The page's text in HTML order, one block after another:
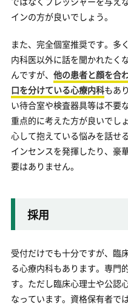
インの方が良いでしょう。
また、完全個室推奨です。多
内科医以外に話を聞かれたく
んですが、 他の患者と顔を合
口を分けている心療内科もあ
い待合室や検査器具等は不要
重点的に考えた方が良いでし
心して抱えている悩みを話せ
インセンスを発揮したり、豪
要はありません。
採用
受付だけでも十分ですが、臨
る心療内科もあります。専門
す。ただし臨床心理士や公認
なっています。資格保有者で